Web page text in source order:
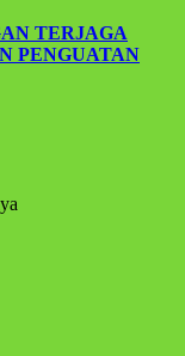
TERJAGA
PENGUATAN